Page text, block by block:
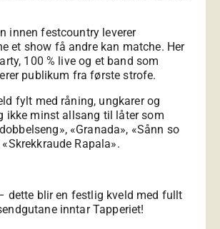
innen festcountry leverer
et show få andre kan matche. Her
100 % live og et band som
publikum fra første strofe.
fylt med råning, ungkarer og
ikke minst allsang til låter som
«Granada», «Sånn so
Rapala».
dette blir en festlig kveld med fullt
inntar Tapperiet!